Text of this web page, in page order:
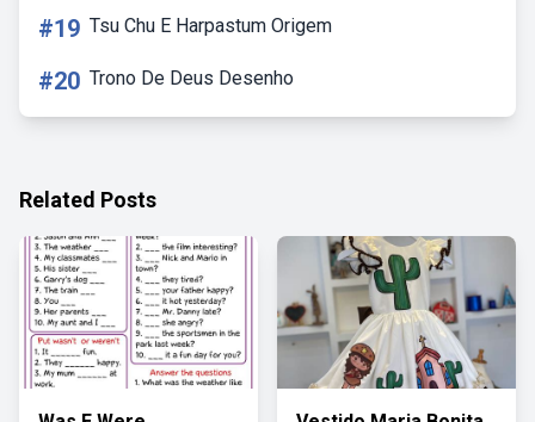
#19 Tsu Chu E Harpastum Origem
#20 Trono De Deus Desenho
Related Posts